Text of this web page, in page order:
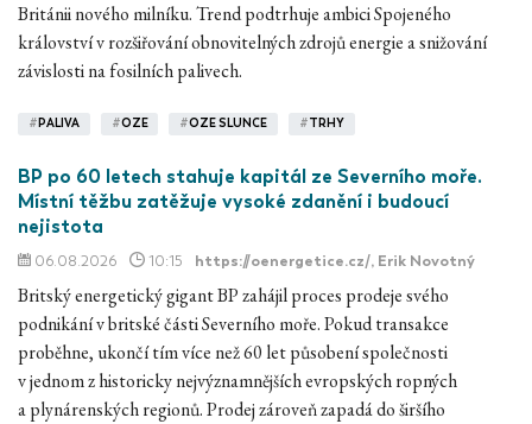
Británii nového milníku. Trend podtrhuje ambici Spojeného
království v rozšiřování obnovitelných zdrojů energie a snižování
závislosti na fosilních palivech.
# PALIVA #OZE #OZE SLUNCE #TRHY
BP po 60 letech stahuje kapitál ze Severního moře.
Místní těžbu zatěžuje vysoké zdanění i budoucí
nejistota
06.08.2026 10:15 https://oenergetice.cz/, Erik Novotný
Britský energetický gigant BP zahájil proces prodeje svého
podnikání v britské části Severního moře. Pokud transakce
proběhne, ukončí tím více než 60 let působení společnosti
v jednom z historicky nejvýznamnějších evropských ropných
a plynárenských regionů. Prodej zároveň zapadá do širšího